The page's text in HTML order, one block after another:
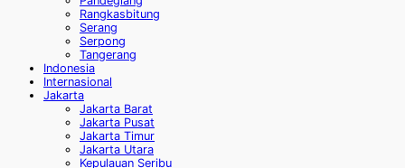
Rangkasbitung
Serang
Serpong
Tangerang
Indonesia
Internasional
Jakarta
Jakarta Barat
Jakarta Pusat
Jakarta Timur
Jakarta Utara
Kepulauan Seribu